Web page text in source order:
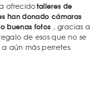
ofrecidotalleres de
han donado cámaras
buenas fotos , gracias a
de esos que no se
aún más perretes.